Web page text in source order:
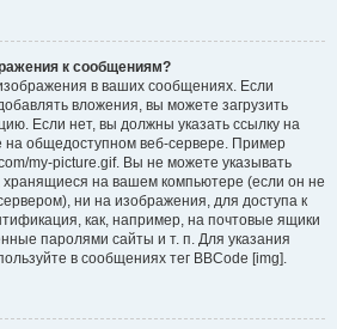
к сообщениям?
в ваших сообщениях. Если
вложения, вы можете загрузить
Если нет, вы должны указать ссылку на
на общедоступном веб-сервере. Пример
my-picture.gif. Вы не можете указывать
на вашем компьютере (если он не
ни на изображения, для доступа к
как, например, на почтовые ящики
паролями сайты и т. п. Для указания
в сообщениях тег BBCode [img].